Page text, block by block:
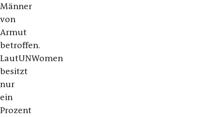
Männer
von
Armut
betroffen.
LautUNWomen
besitzt
nur
ein
Prozent